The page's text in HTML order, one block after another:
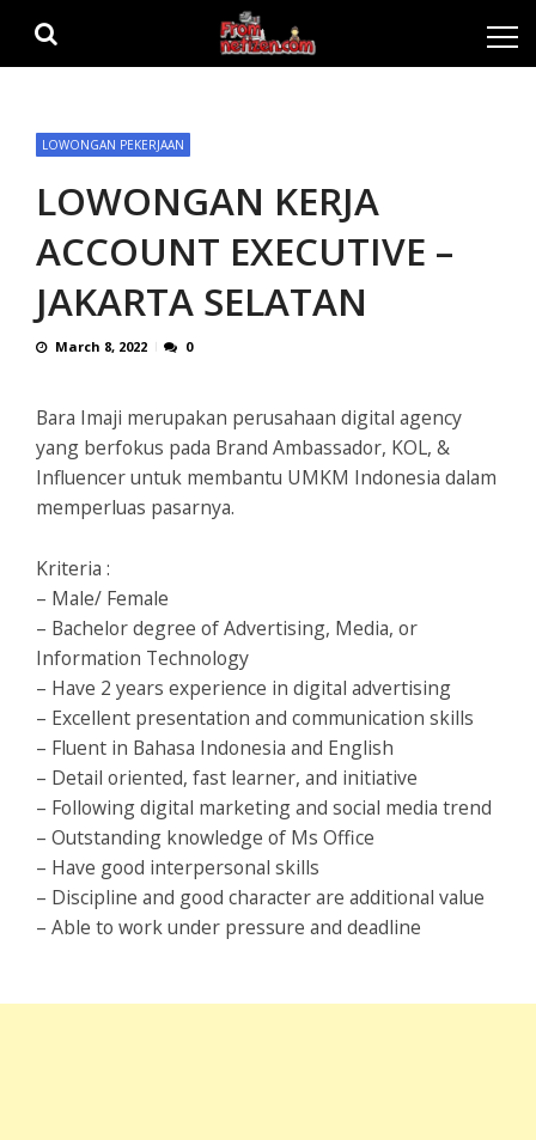
LOWONGAN PEKERJAAN
LOWONGAN KERJA
ACCOUNT EXECUTIVE –
JAKARTA SELATAN
March 8, 2022 0
Bara Imaji merupakan perusahaan digital agency
yang berfokus pada Brand Ambassador, KOL, &
Influencer untuk membantu UMKM Indonesia dalam
memperluas pasarnya.
Kriteria :
– Male/ Female
– Bachelor degree of Advertising, Media, or
Information Technology
– Have 2 years experience in digital advertising
– Excellent presentation and communication skills
– Fluent in Bahasa Indonesia and English
– Detail oriented, fast learner, and initiative
– Following digital marketing and social media trend
– Outstanding knowledge of Ms Office
– Have good interpersonal skills
– Discipline and good character are additional value
– Able to work under pressure and deadline